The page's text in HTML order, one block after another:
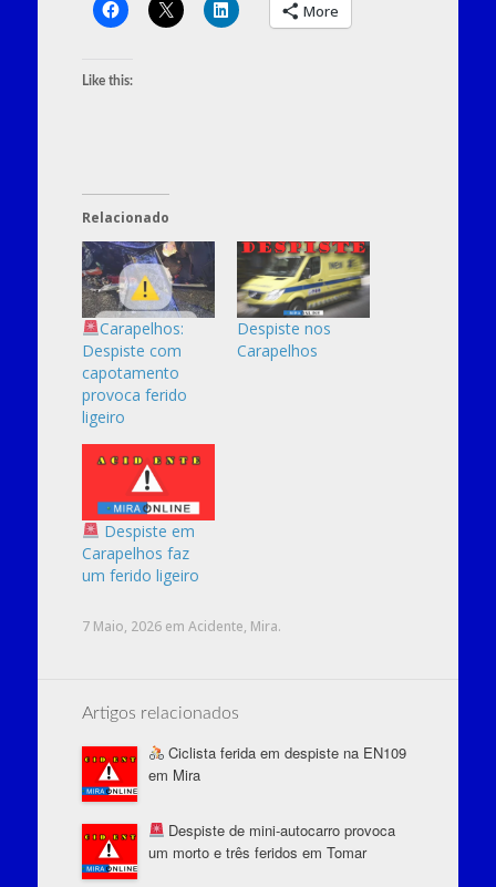
More
Like this:
Relacionado
Carapelhos:
Despiste com
capotamento
provoca ferido
ligeiro
Despiste nos
Carapelhos
Despiste em
Carapelhos faz
um ferido ligeiro
7 Maio, 2026em Acidente, Mira.
Artigos relacionados
Ciclista ferida em despiste na EN109
em Mira
Despiste de mini-autocarro provoca
um morto e três feridos em Tomar